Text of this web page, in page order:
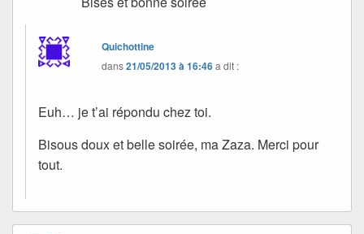
Quichottine
dans21/05/2013 à 16:46a dit :
Euh… je t’ai répondu chez toi.
Bisous doux et belle soirée, ma Zaza. Merci pour
tout.